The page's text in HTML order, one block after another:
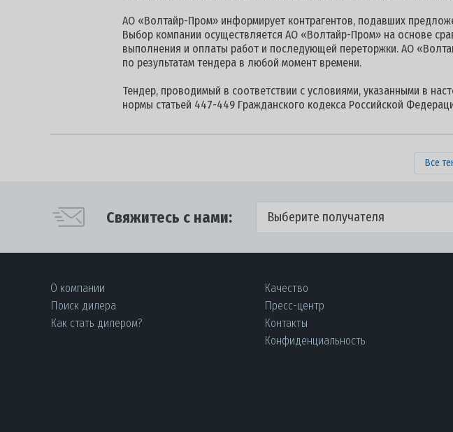
АО «Волтайр-Пром» информирует контрагентов, подавших
Выбор компании осуществляется АО «Волтайр-Пром» на основе
выполнения и оплаты работ и последующей переторжки. АО
по результатам тендера в любой момент времени.
Тендер, проводимый в соответствии с условиями, указанными в
нормы статьей 447-449 Гражданского кодекса Российской
Все
Свяжитесь с нами: Выберите получателя
О компании
Поиск дилера
Как стать дилером?
Качество
Пресс-центр
Контакты
Конфиденциальность